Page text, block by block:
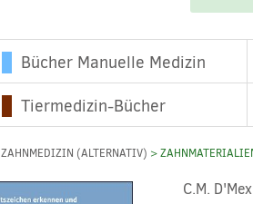
Bücher Manuelle Medizin
Tiermedizin-Bücher
ZAHNMEDIZIN (ALTERNATIV) >
C.M.